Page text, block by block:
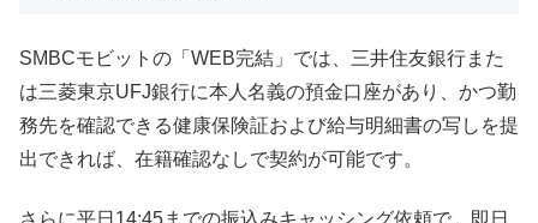
SMBCモビットの「WEB完結」では、三井住友銀行また
は三菱東京UFJ銀行に本人名義の預金口座があり、かつ勤
務先を確認できる健康保険証および給与明細書の写しを提
出できれば、在籍確認なしで契約が可能です。